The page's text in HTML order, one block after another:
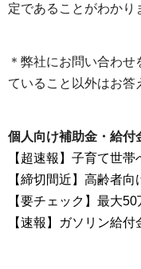
定であることがわかり
＊弊社にお問い合わ
ていること以外はお答
個人向け補助金・給付
【超速報】子育て世
【締切間近】高齢者
【要チェック】最大
【速報】ガソリン給